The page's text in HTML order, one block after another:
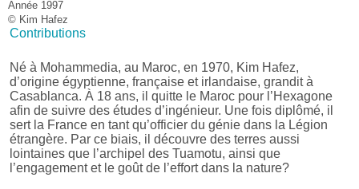
Année 1997
© Kim Hafez
Contributions
Né à Mohammedia, au Maroc, en 1970, Kim Hafez,
d’origine égyptienne, française et irlandaise, grandit à
Casablanca. À 18 ans, il quitte le Maroc pour l’Hexagone
afin de suivre des études d’ingénieur. Une fois diplômé, il
sert la France en tant qu’officier du génie dans la Légion
étrangère. Par ce biais, il découvre des terres aussi
lointaines que l’archipel des Tuamotu, ainsi que
l’engagement et le goût de l’effort dans la nature?